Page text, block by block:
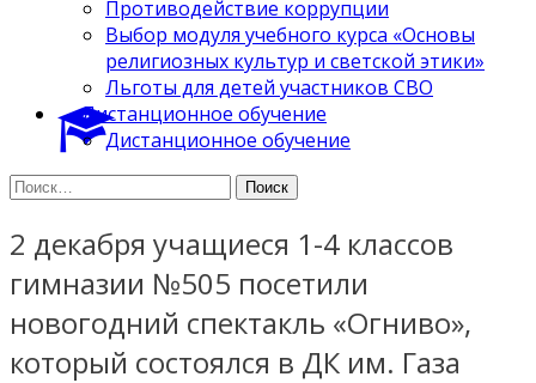
Противодействие коррупции
Выбор модуля учебного курса «Основы
религиозных культур и светской этики»
Льготы для детей участников СВО
Дистанционное обучение
Дистанционное обучение
Найти:
2 декабря учащиеся 1-4 классов
гимназии №505 посетили
новогодний спектакль «Огниво»,
который состоялся в ДК им. Газа